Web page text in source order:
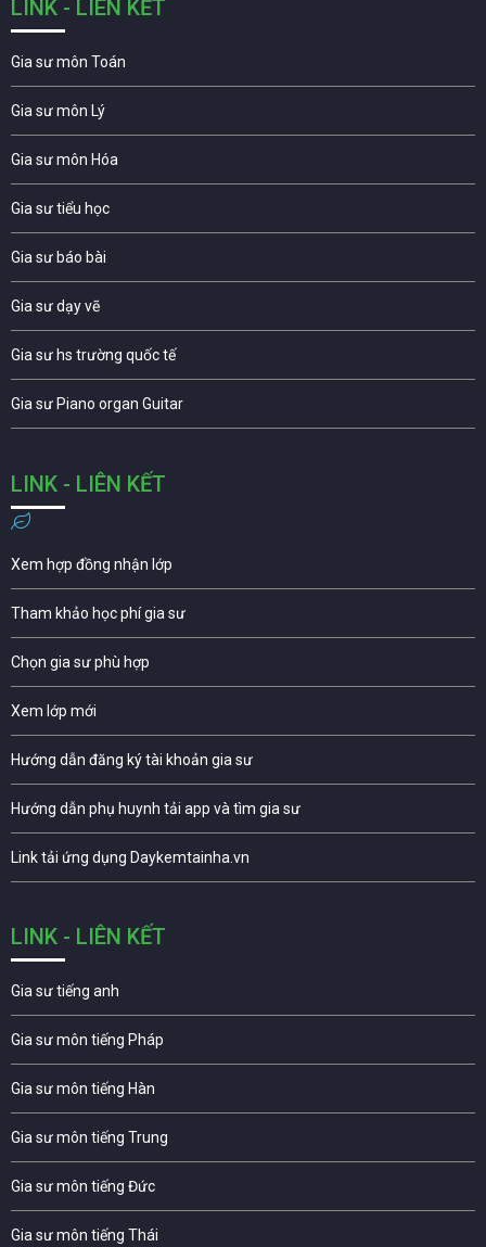
LINK - LIÊN KẾT
Gia sư môn Toán
Gia sư môn Lý
Gia sư môn Hóa
Gia sư tiểu học
Gia sư báo bài
Gia sư dạy vẽ
Gia sư hs trường quốc tế
Gia sư Piano organ Guitar
LINK - LIÊN KẾT
Xem hợp đồng nhận lớp
Tham khảo học phí gia sư
Chọn gia sư phù hợp
Xem lớp mới
Hướng dẫn đăng ký tài khoản gia sư
Hướng dẫn phụ huynh tải app và tìm gia sư
Link tải ứng dụng Daykemtainha.vn
LINK - LIÊN KẾT
Gia sư tiếng anh
Gia sư môn tiếng Pháp
Gia sư môn tiếng Hàn
Gia sư môn tiếng Trung
Gia sư môn tiếng Đức
Gia sư môn tiếng Thái